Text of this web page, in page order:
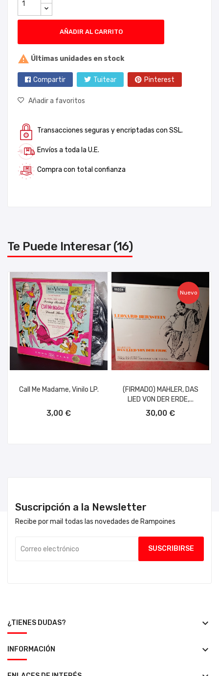
AÑADIR AL CARRITO
 Últimas unidades en stock
Compartir Tuitear Pinterest
Añadir a favoritos
Transacciones seguras y encriptadas con SSL.
Envíos a toda la U.E.
Compra con total confianza
Te Puede Interesar (16)
Call Me Madame, Vinilo LP.
3,00 €
Nuevo
(FIRMADO) MAHLER, DAS
LIED VON DER ERDE,...
30,00 €
Suscripción a la Newsletter
Recibe por mail todas las novedades de Rampoines
¿TIENES DUDAS? keyboard_arrow_down
INFORMACIÓN keyboard_arrow_down